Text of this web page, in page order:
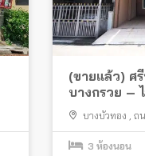
(ขายแล้ว) ศ
บางกรวย –
พร้อมอยู่
บางบัวทอง ถ
บางกรวย ไทรน้อย ,
3 ห้องนอน